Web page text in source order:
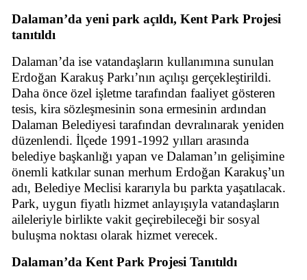
Dalaman’da yeni park açıldı, Kent Park Projesi
tanıtıldı
Dalaman’da ise vatandaşların kullanımına sunulan
Erdoğan Karakuş Parkı’nın açılışı gerçekleştirildi.
Daha önce özel işletme tarafından faaliyet gösteren
tesis, kira sözleşmesinin sona ermesinin ardından
Dalaman Belediyesi tarafından devralınarak yeniden
düzenlendi. İlçede 1991-1992 yılları arasında
belediye başkanlığı yapan ve Dalaman’ın gelişimine
önemli katkılar sunan merhum Erdoğan Karakuş’un
adı, Belediye Meclisi kararıyla bu parkta yaşatılacak.
Park, uygun fiyatlı hizmet anlayışıyla vatandaşların
aileleriyle birlikte vakit geçirebileceği bir sosyal
buluşma noktası olarak hizmet verecek.
Dalaman’da Kent Park Projesi Tanıtıldı